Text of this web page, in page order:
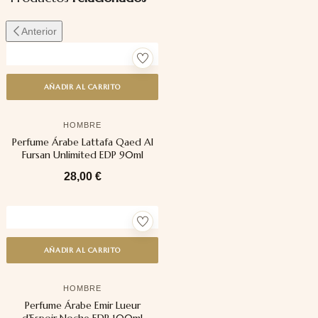
Anterior
AÑADIR AL CARRITO
HOMBRE
Perfume Árabe Lattafa Qaed Al
Fursan Unlimited EDP 90ml
28,00 €
AÑADIR AL CARRITO
HOMBRE
Perfume Árabe Emir Lueur